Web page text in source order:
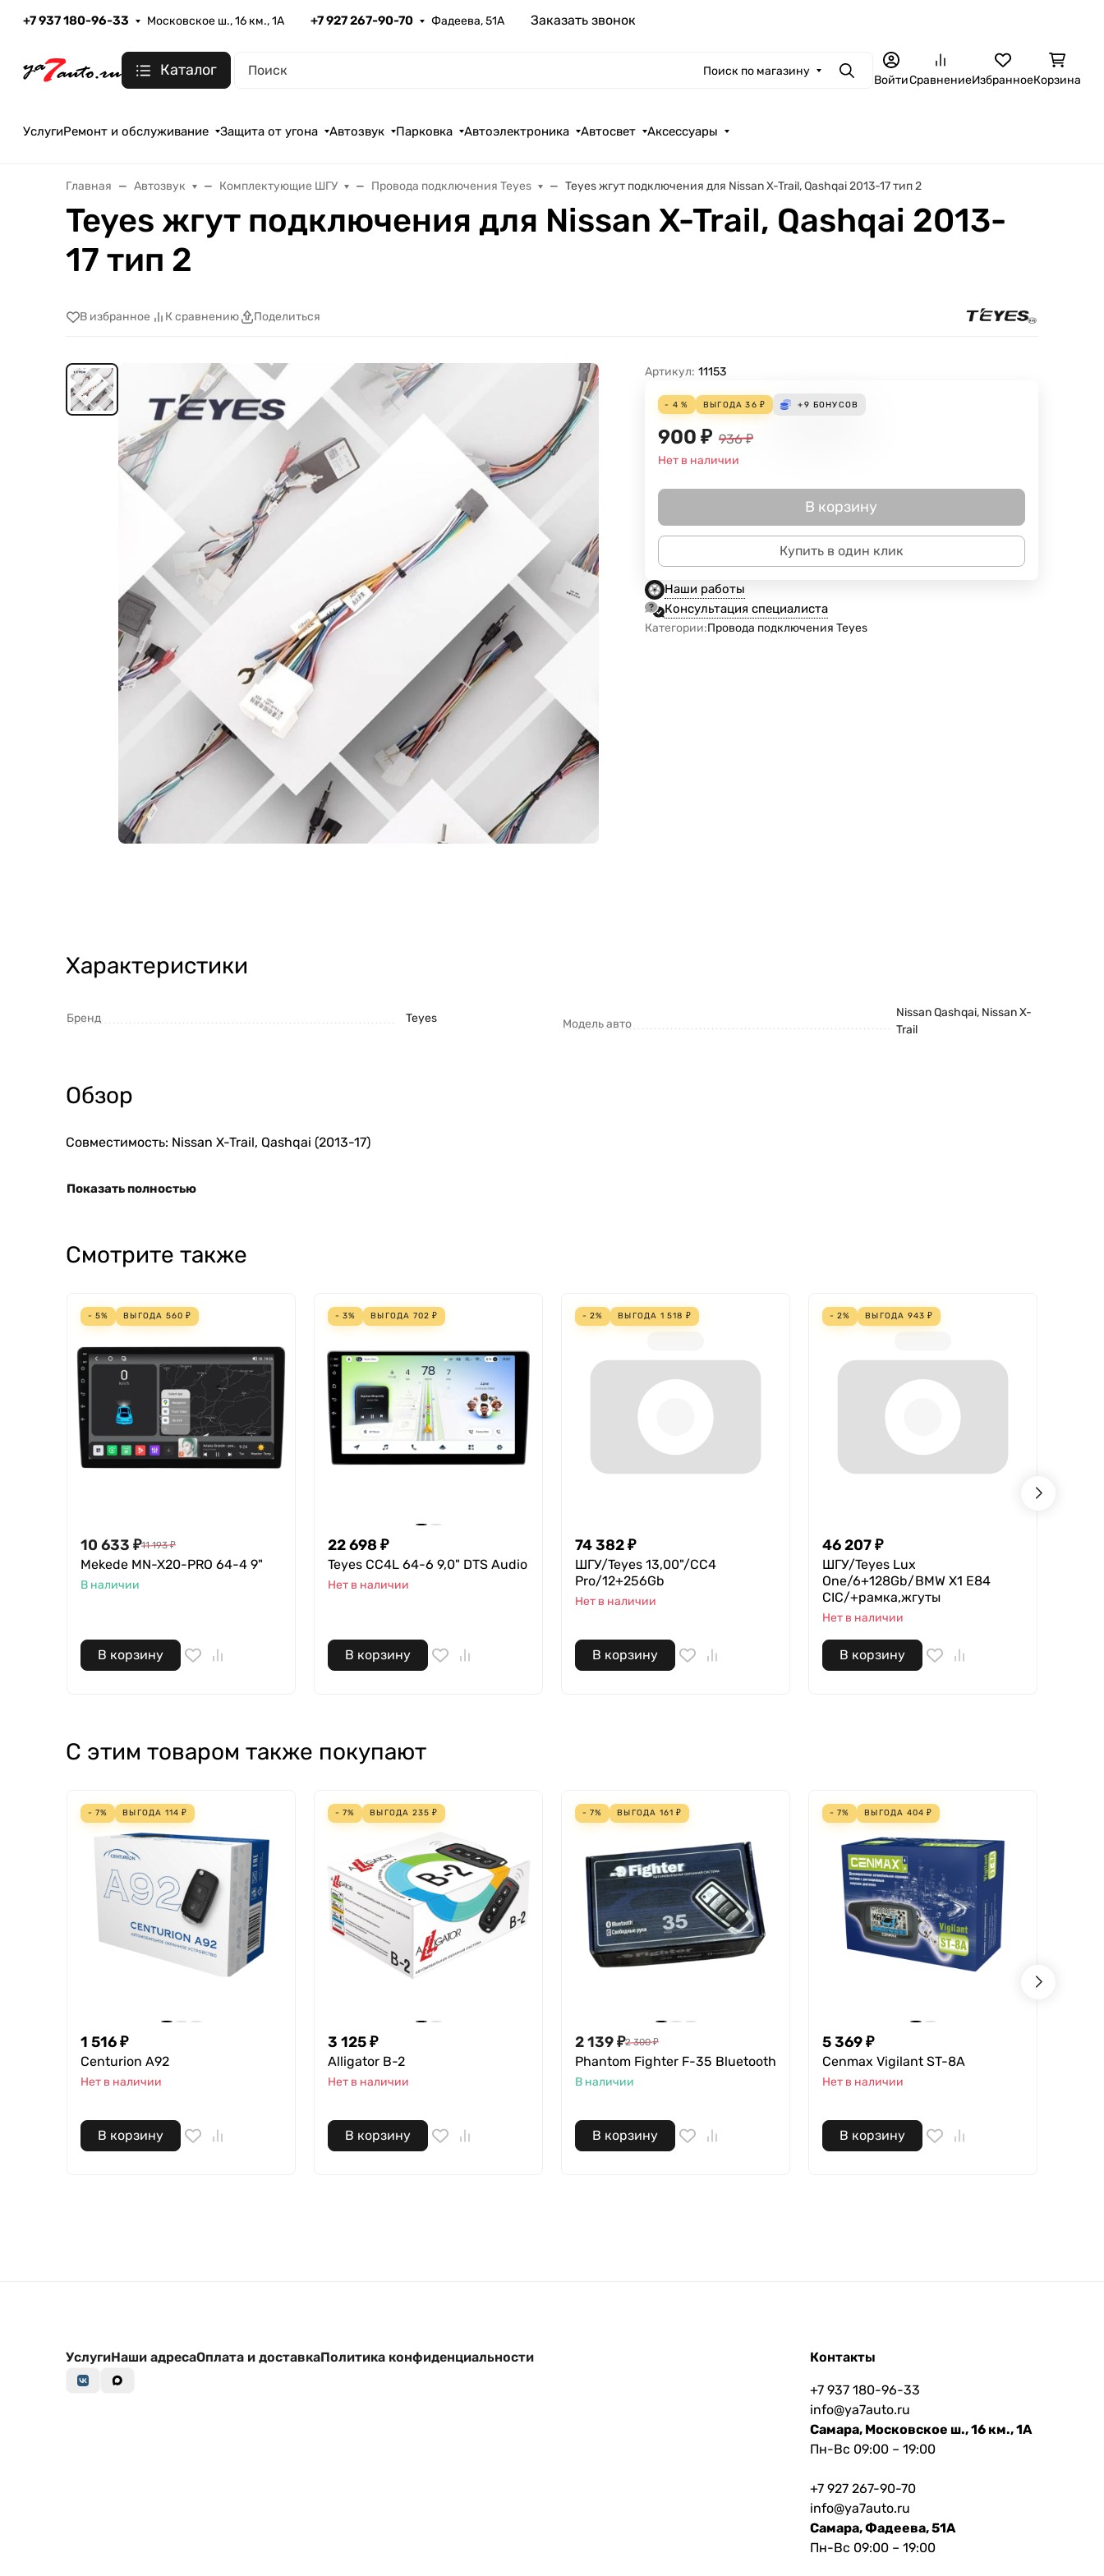
+7 937 180-96-33 Московское ш., 16 км., 1А +7 927 267-90-70 Фадеева, 51А Заказать звонок
Каталог Поиск по магазину ПоискВойтиСравнениеИзбранноеКорзина
УслугиРемонт и обслуживание Защита от угона Автозвук Парковка Автоэлектроника Автосвет Аксессуары
Главная Автозвук Комплектующие ШГУ Провода подключения Teyes Teyes жгут подключения для Nissan X-Trail, Qashqai 2013-17 тип 2
Teyes жгут подключения для Nissan X-Trail, Qashqai 2013-
17 тип 2
В избранное К сравнению Поделиться
Артикул: 11153
- 4 % ВЫГОДА36 ₽ +9 БОНУСОВ
900 ₽ 936 ₽
Нет в наличии
В корзину
Купить в один клик
Наши работы
Консультация специалиста
Категории:Провода подключения Teyes
Характеристики
Бренд Teyes Модель авто
Nissan Qashqai, Nissan X-
Trail
Обзор
Совместимость: Nissan X-Trail, Qashqai (2013-17)
Показать полностью
Смотрите также
- 5% ВЫГОДА 560 ₽
10 633 ₽11 193 ₽
Mekede MN-X20-PRO 64-4 9"
В наличии
В корзину
- 3% ВЫГОДА 702 ₽
22 698 ₽
Teyes CC4L 64-6 9,0" DTS Audio
Нет в наличии
В корзину
- 2% ВЫГОДА 1 518 ₽
74 382₽
ШГУ/Teyes 13,00"/CC4
Pro/12+256Gb
Нет в наличии
В корзину
- 2% ВЫГОДА 943 ₽
46 207₽
ШГУ/Teyes Lux
One/6+128Gb/BMW X1 E84
CIC/+рамка,жгуты
Нет в наличии
В корзину
С этим товаром также покупают
- 7% ВЫГОДА 114 ₽
1 516₽
Centurion А92
Нет в наличии
В корзину
- 7% ВЫГОДА 235 ₽
3 125₽
Alligator B-2
Нет в наличии
В корзину
- 7% ВЫГОДА 161 ₽
2 139₽2 300 ₽
Phantom Fighter F-35 Bluetooth
В наличии
В корзину
- 7% ВЫГОДА 404 ₽
5 369₽
Cenmax Vigilant ST-8A
Нет в наличии
В корзину
УслугиНаши адресаОплата и доставкаПолитика конфиденциальности Контакты
+7 937 180-96-33
info@ya7auto.ru
Самара, Московское ш., 16 км., 1А
Пн-Вс 09:00 – 19:00
+7 927 267-90-70
info@ya7auto.ru
Самара, Фадеева, 51А
Пн-Вс 09:00 – 19:00